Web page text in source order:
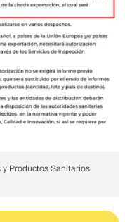
Productos Sanitarios